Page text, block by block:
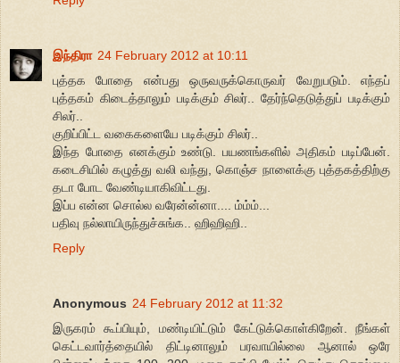
இந்திரா 24 February 2012 at 10:11
புத்தக போதை என்பது ஒருவருக்கொருவர் வேறுபடும். எந்தப்
புத்தகம் கிடைத்தாலும் படிக்கும் சிலர்.. தேர்ந்தெடுத்துப் படிக்கும்
சிலர்..
குறிப்பிட்ட வகைகளையே படிக்கும் சிலர்..
இந்த போதை எனக்கும் உண்டு. பயணங்களில் அதிகம் படிப்பேன்.
கடைசியில் கழுத்து வலி வந்து, கொஞ்ச நாளைக்கு புத்தகத்திற்கு
தடா போட வேண்டியாகிவிட்டது.
இப்ப என்ன சொல்ல வரேன்ன்னா.... ம்ம்ம்...
பதிவு நல்லாயிருந்துச்சுங்க.. ஹிஹிஹி..
Reply
Anonymous 24 February 2012 at 11:32
இருகரம் கூப்பியும், மண்டியிட்டும் கேட்டுக்கொள்கிறேன். நீங்கள்
கெட்டவார்த்தையில் திட்டினாலும் பரவாயில்லை ஆனால் ஒரே